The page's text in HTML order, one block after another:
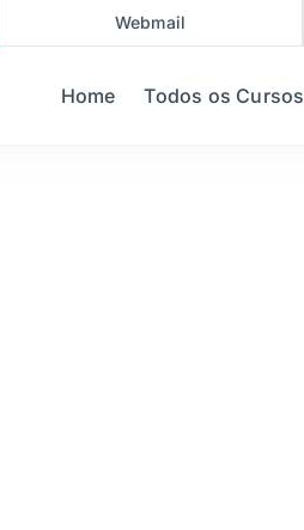
Webmail
Home Todos os Cursos